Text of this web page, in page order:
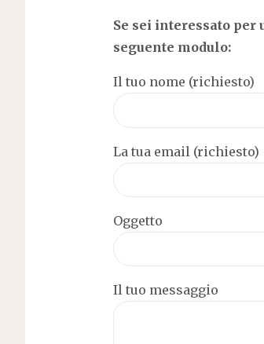
Se sei interessato
seguente modulo:
Il tuo nome (richiesto)
La tua email (richiesto)
Oggetto
Il tuo messaggio